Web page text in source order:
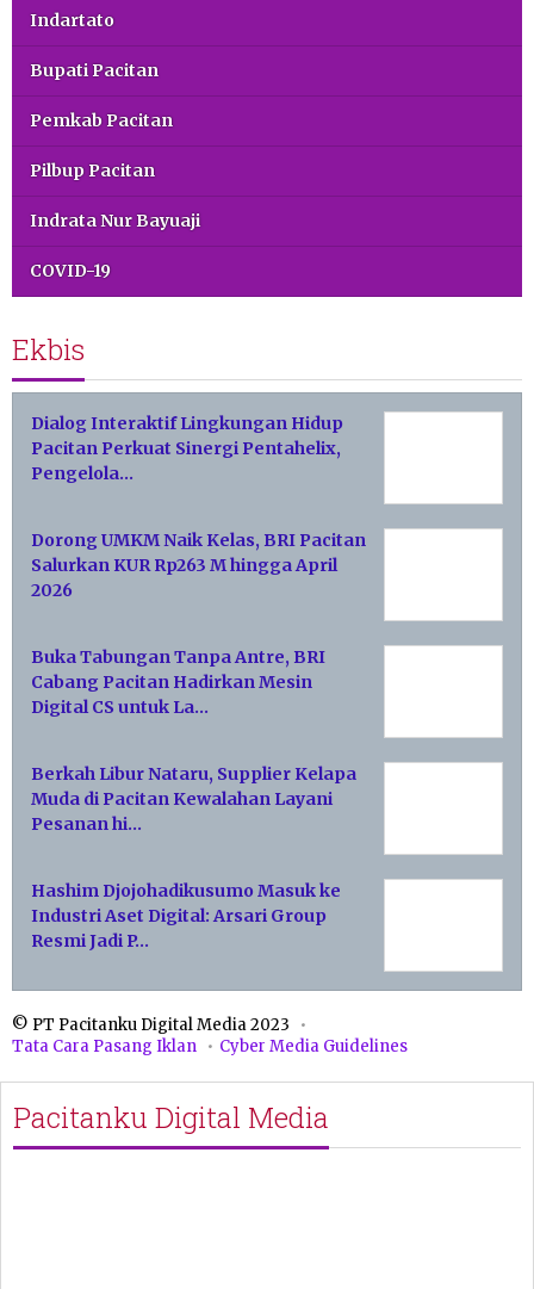
Indartato
Bupati Pacitan
Pemkab Pacitan
Pilbup Pacitan
Indrata Nur Bayuaji
COVID-19
Ekbis
Dialog Interaktif Lingkungan Hidup
Pacitan Perkuat Sinergi Pentahelix,
Pengelola…
Dorong UMKM Naik Kelas, BRI Pacitan
Salurkan KUR Rp263 M hingga April
2026
Buka Tabungan Tanpa Antre, BRI
Cabang Pacitan Hadirkan Mesin
Digital CS untuk La…
Berkah Libur Nataru, Supplier Kelapa
Muda di Pacitan Kewalahan Layani
Pesanan hi…
Hashim Djojohadikusumo Masuk ke
Industri Aset Digital: Arsari Group
Resmi Jadi P…
© PT Pacitanku Digital Media 2023
Tata Cara Pasang Iklan
Cyber Media Guidelines
Pacitanku Digital Media